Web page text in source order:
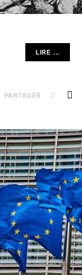
LIRE ...
PARTAGER